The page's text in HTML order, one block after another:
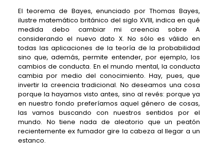
El teorema de Bayes, enunciado por Thomas Bayes,
ilustre matemático británico del siglo XVIII, indica en qué
medida debo cambiar mi creencia sobre A
considerando el nuevo dato X. No sólo es válido en
todas las aplicaciones de la teoría de la probabilidad
sino que, además, permite entender, por ejemplo, los
cambios de conducta. En el mundo mental, la conducta
cambia por medio del conocimiento. Hay, pues, que
invertir la creencia tradicional. No deseamos una cosa
porque la hayamos visto antes, sino al revés: porque ya
en nuestro fondo preferíamos aquel género de cosas,
las vamos buscando con nuestros sentidos por el
mundo. No tiene nada de aleatorio que un peatón
recientemente ex fumador gire la cabeza al llegar a un
estanco.